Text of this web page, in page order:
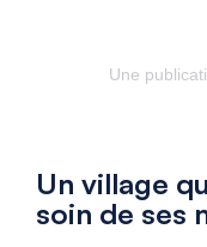
Une
Un village
soin de ses